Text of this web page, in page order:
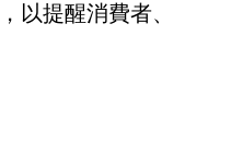
以提醒消費者、